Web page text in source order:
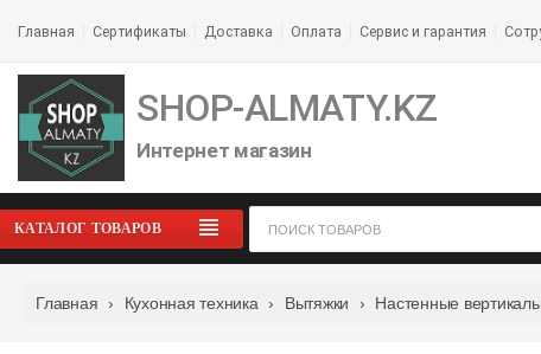
Главная Сертификаты Доставка Оплата Сервис и гарантия
SHOP-ALMATY.KZ
Интернет магазин
КАТАЛОГ ТОВАРОВ
Главная › Кухонная техника › Вытяжки › Настенные